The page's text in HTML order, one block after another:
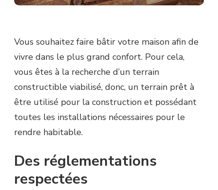
Vous souhaitez faire bâtir votre maison afin de
vivre dans le plus grand confort. Pour cela,
vous êtes à la recherche d’un terrain
constructible viabilisé, donc, un terrain prêt à
être utilisé pour la construction et possédant
toutes les installations nécessaires pour le
rendre habitable.
Des réglementations
respectées